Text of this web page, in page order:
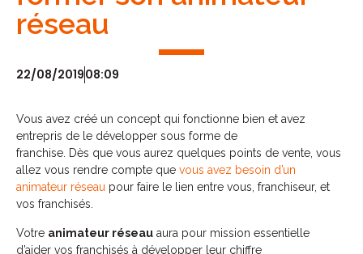
réseau
22/08/201908:09
Vous avez créé un concept qui fonctionne bien et avez
entrepris de le développer sous forme de
franchise. Dès que vous aurez quelques points de vente, vous
allez vous rendre compte que vous avez besoin d’un
animateur réseau pour faire le lien entre vous, franchiseur, et
vos franchisés.
Votre animateur réseau aura pour mission essentielle
d’aider vos franchisés à développer leur chiffre